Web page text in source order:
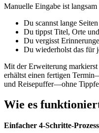
Manuelle Eingabe ist langsam
Du scannst lange
Du tippst Titel, Orte
Du vergisst
Du wiederholst das für
Mit der Erweiterung
erhältst einen fertigen
und Reisepuffer—ohne
Wie es
Einfacher